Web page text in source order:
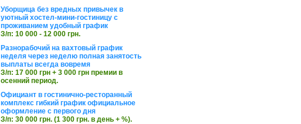
Уборщица без вредных привычек в
уютный хостел-мини-гостиницу с
проживанием удобный график
З/п: 10 000 - 12 000 грн.
Разнорабочий на вахтовый график
неделя через неделю полная занятость
выплаты всегда вовремя
З/п: 17 000 грн + 3 000 грн премии в
осенний период.
Официант в гостинично-ресторанный
комплекс гибкий график официальное
оформление с первого дня
З/п: 30 000 грн. (1 300 грн. в день + %).